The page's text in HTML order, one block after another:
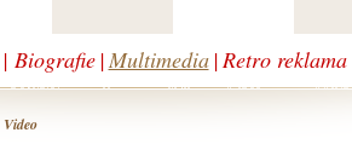
| Biografie |Multimedia |Retro reklama
Video